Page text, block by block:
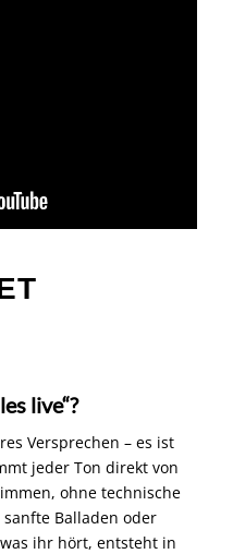
live“?
Versprechen – es ist
jeder Ton direkt von
ohne technische
sanfte Balladen oder
ihr hört, entsteht in